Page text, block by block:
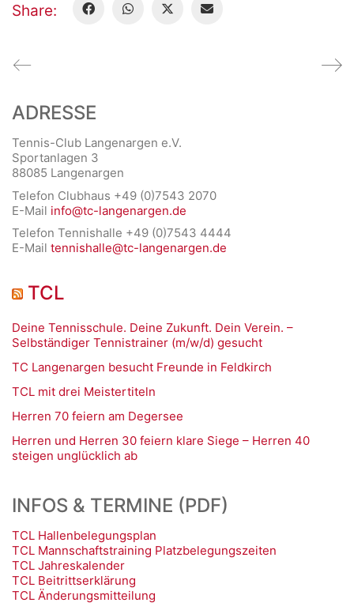
Share:
ADRESSE
Tennis-Club Langenargen e.V.
Sportanlagen 3
88085 Langenargen
Telefon Clubhaus +49 (0)7543 2070
E-Mail info@tc-langenargen.de
Telefon Tennishalle +49 (0)7543 4444
E-Mail tennishalle@tc-langenargen.de
TCL
Deine Tennisschule. Deine Zukunft. Dein Verein. –
Selbständiger Tennistrainer (m/w/d) gesucht
TC Langenargen besucht Freunde in Feldkirch
TCL mit drei Meistertiteln
Herren 70 feiern am Degersee
Herren und Herren 30 feiern klare Siege – Herren 40
steigen unglücklich ab
INFOS & TERMINE (PDF)
TCL Hallenbelegungsplan
TCL Mannschaftstraining Platzbelegungszeiten
TCL Jahreskalender
TCL Beitrittserklärung
TCL Änderungsmitteilung